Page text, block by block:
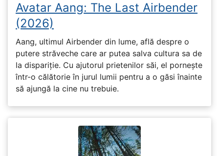
Avatar Aang: The Last Airbender
(2026)
Aang, ultimul Airbender din lume, află despre o
putere străveche care ar putea salva cultura sa de
la dispariție. Cu ajutorul prietenilor săi, el pornește
într-o călătorie în jurul lumii pentru a o găsi înainte
să ajungă la cine nu trebuie.